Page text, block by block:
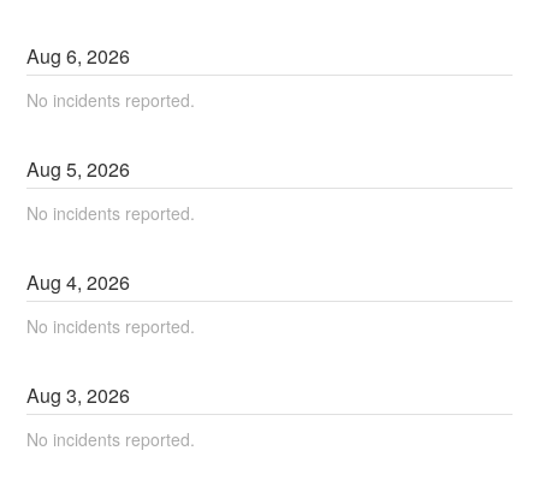
Aug6,2026
No incidents reported.
Aug5,2026
No incidents reported.
Aug4,2026
No incidents reported.
Aug3,2026
No incidents reported.